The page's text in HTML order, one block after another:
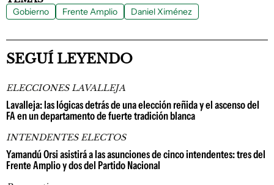
Gobierno Frente Amplio Daniel Ximénez
SEGUÍ LEYENDO
ELECCIONES LAVALLEJA
Lavalleja: las lógicas detrás de una elección reñida y el ascenso del
FA en un departamento de fuerte tradición blanca
INTENDENTES ELECTOS
Yamandú Orsi asistirá a las asunciones de cinco intendentes: tres del
Frente Amplio y dos del Partido Nacional